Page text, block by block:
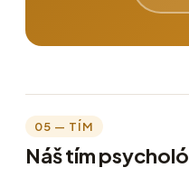
05 — TÍM
Náš tím